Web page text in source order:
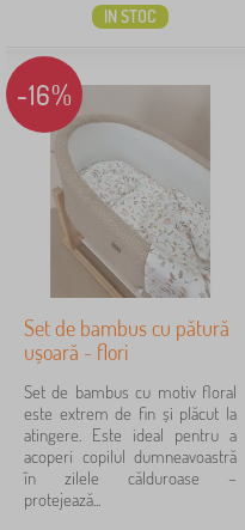
IN STOC
-16%
Set de bambus cu pătură
ușoară - flori
Set de bambus cu motiv floral
este extrem de fin și plăcut la
atingere. Este ideal pentru a
acoperi copilul dumneavoastră
în zilele călduroase –
protejează...